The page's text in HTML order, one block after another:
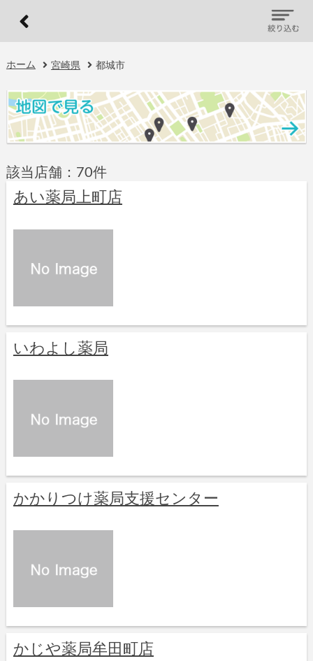
ホーム 宮崎県 都城市
該当店舗：70件
あい薬局上町店
いわよし薬局
かかりつけ薬局支援センター
かじや薬局牟田町店